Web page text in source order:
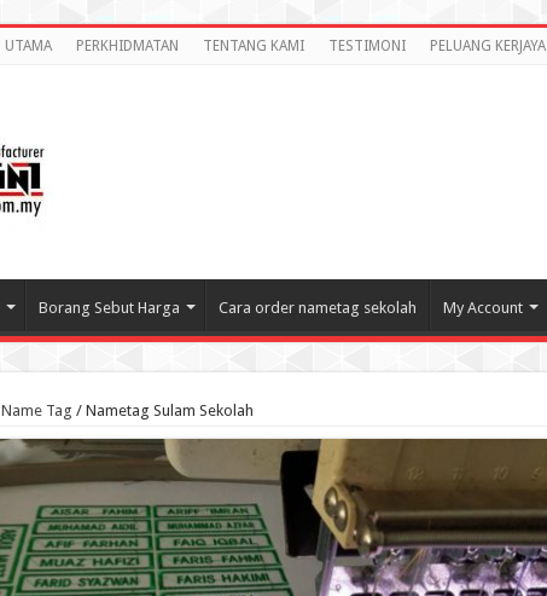
UTAMA PERKHIDMATAN TENTANG KAMI TESTIMONI PELUANG KERJAYA
Borang Sebut Harga Cara order nametag sekolah My Account
Name Tag / Nametag Sulam Sekolah